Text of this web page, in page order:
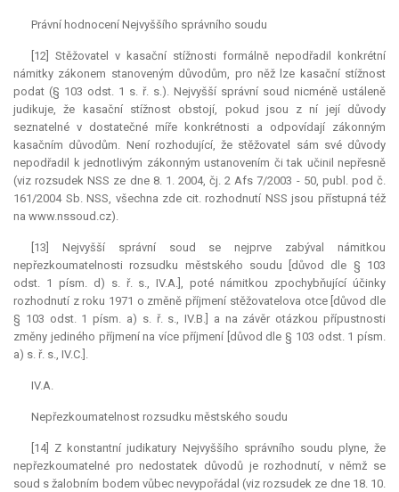
Právní hodnocení Nejvyššího správního soudu
[12] Stěžovatel v kasační stížnosti formálně nepodřadil konkrétní
námitky zákonem stanoveným důvodům, pro něž lze kasační stížnost
podat (§ 103 odst. 1 s. ř. s.). Nejvyšší správní soud nicméně ustáleně
judikuje, že kasační stížnost obstojí, pokud jsou z ní její důvody
seznatelné v dostatečné míře konkrétnosti a odpovídají zákonným
kasačním důvodům. Není rozhodující, že stěžovatel sám své důvody
nepodřadil k jednotlivým zákonným ustanovením či tak učinil nepřesně
(viz rozsudek NSS ze dne 8. 1. 2004, čj. 2 Afs 7/2003 - 50, publ. pod č.
161/2004 Sb. NSS, všechna zde cit. rozhodnutí NSS jsou přístupná též
na www.nssoud.cz).
[13] Nejvyšší správní soud se nejprve zabýval námitkou
nepřezkoumatelnosti rozsudku městského soudu [důvod dle § 103
odst. 1 písm. d) s. ř. s., IV.A.], poté námitkou zpochybňující účinky
rozhodnutí z roku 1971 o změně příjmení stěžovatelova otce [důvod dle
§ 103 odst. 1 písm. a) s. ř. s., IV.B.] a na závěr otázkou přípustnosti
změny jediného příjmení na více příjmení [důvod dle § 103 odst. 1 písm.
a) s. ř. s., IV.C.].
IV.A.
Nepřezkoumatelnost rozsudku městského soudu
[14] Z konstantní judikatury Nejvyššího správního soudu plyne, že
nepřezkoumatelné pro nedostatek důvodů je rozhodnutí, v němž se
soud s žalobním bodem vůbec nevypořádal (viz rozsudek ze dne 18. 10.